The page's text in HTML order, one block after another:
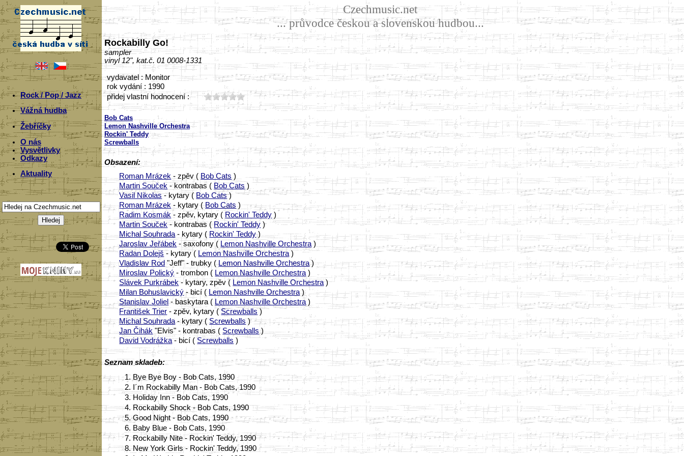
Rock / Pop / Jazz
Vážná hudba
Žebříčky
O nás
Vysvětlivky
Odkazy
Aktuality
Czechmusic.net
... průvodce českou a slovenskou hudbou...
Rockabilly Go!
sampler
vinyl 12", kat.č. 01 0008-1331
vydavatel : Monitor
rok vydání : 1990
přidej vlastní hodnocení :
Bob Cats
Lemon Nashville Orchestra
Rockin' Teddy
Screwballs
Obsazení:
Roman Mrázek- zpěv (Bob Cats )
Martin Souček - kontrabas ( Bob Cats )
Vasil Nikolas- kytary (Bob Cats)
Roman Mrázek- kytary (Bob Cats)
Radim Kosmák- zpěv, kytary (Rockin' Teddy )
Martin Souček- kontrabas (Rockin' Teddy)
Michal Souhrada- kytary (Rockin' Teddy)
Jaroslav Jeřábek - saxofony ( Lemon Nashville Orchestra)
Radan Dolejš- kytary ( Lemon Nashville Orchestra)
Vladislav Rod"Jeff" - trubky (Lemon Nashville Orchestra)
Miroslav Polický- trombon ( Lemon Nashville Orchestra)
Slávek Purkrábek- kytary, zpěv ( Lemon Nashville Orchestra)
Milan Bohuslavický- bicí (Lemon Nashville Orchestra)
Stanislav Joliel- baskytara ( Lemon Nashville Orchestra)
František Trier - zpěv, kytary (Screwballs)
Michal Souhrada- kytary (Screwballs)
Jan Čihák "Elvis" - kontrabas ( Screwballs)
David Vodrážka- bicí (Screwballs )
Seznam skladeb:
1. Bye Bye Boy - Bob Cats, 1990
2. I´m Rockabilly Man - Bob Cats, 1990
3. Holiday Inn - Bob Cats, 1990
4. Rockabilly Shock - Bob Cats, 1990
5. Good Night - Bob Cats, 1990
6. Baby Blue - Bob Cats, 1990
7. Rockabilly Nite - Rockin' Teddy, 1990
8. New York Girls - Rockin' Teddy, 1990